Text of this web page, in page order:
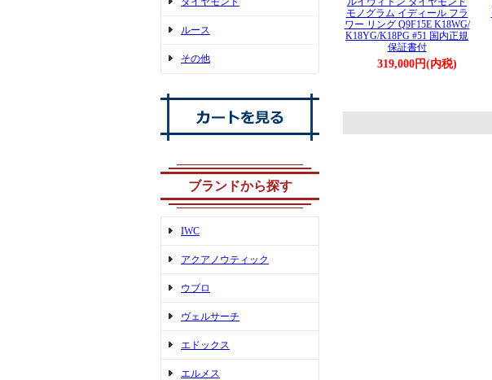
ルース
その他
ブランドから探す
IWC
アクアノウティック
ウブロ
ヴェルサーチ
エドックス
エルメス
モノグラム イディール フラ
ワー リング Q9F15E K18WG/
K18YG/K18PG #51 国内正規
保証書付
319,000円(内税)